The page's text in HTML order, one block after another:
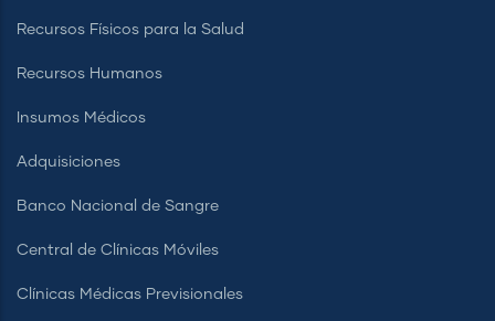
Recursos Físicos para la Salud
Recursos Humanos
Insumos Médicos
Adquisiciones
Banco Nacional de Sangre
Central de Clínicas Móviles
Clínicas Médicas Previsionales